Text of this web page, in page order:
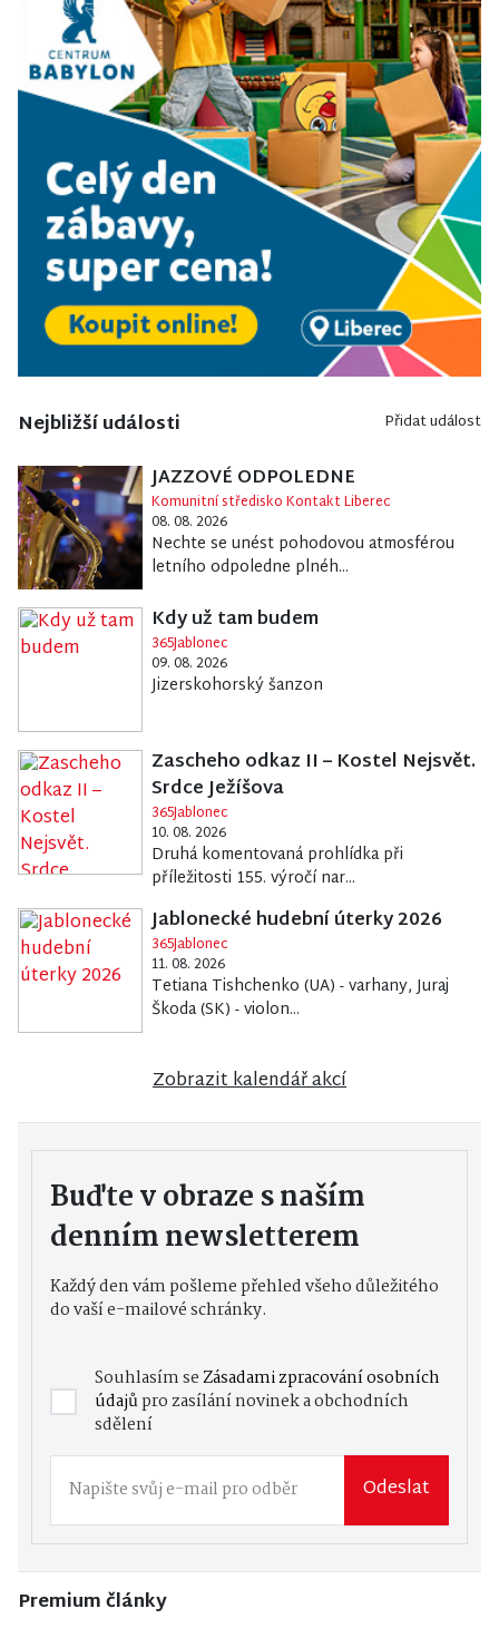
Nejbližší události Přidat událost
JAZZOVÉ ODPOLEDNE
Komunitní středisko Kontakt Liberec
08. 08. 2026
Nechte se unést pohodovou atmosférou
letního odpoledne plnéh...
Kdy už tam budem
365Jablonec
09. 08. 2026
Jizerskohorský šanzon
Zascheho odkaz II – Kostel Nejsvět.
Srdce Ježíšova
365Jablonec
10. 08. 2026
Druhá komentovaná prohlídka při
příležitosti 155. výročí nar...
Jablonecké hudební úterky 2026
365Jablonec
11. 08. 2026
Tetiana Tishchenko (UA) - varhany, Juraj
Škoda (SK) - violon...
Zobrazit kalendář akcí
Buďte v obraze s naším
denním newsletterem
Každý den vám pošleme přehled všeho důležitého
do vaší e-mailové schránky.
Souhlasím seZásadami zpracování osobních
údajůpro zasílání novinek a obchodních
sdělení
Odeslat
Premium články